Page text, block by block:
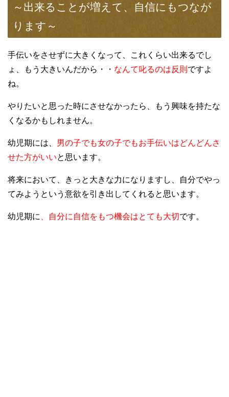
～出来ることが増えて、自信にもつなが
ります～
手伝いをさせずに大きくなって、これくらい出来るでし
ょ、もう大きいんだから・・ なんて叱るのは反則 ですよ
ね。
やりたいと思った時にさせなかったら、もう興味を持たな
くなるかもしれません。
幼児期には、 男の子でも女の子でもお手伝いはどんどんさ
せた方がいいと思います。
将来において、きっと大きな力になりますし、自分でやっ
てみようという意欲を引き出してくれると思います。
幼児期に 、自分に自信をもつ機会はとても大切です。